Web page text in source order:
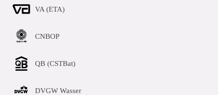
VA (ETA)
CNBOP
QB (CSTBat)
DVGW Wasser